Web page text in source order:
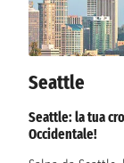
venerdì
07:00 -
14:00 -
sabato 1
Seattle
Seattle: la tua
Occidentale!